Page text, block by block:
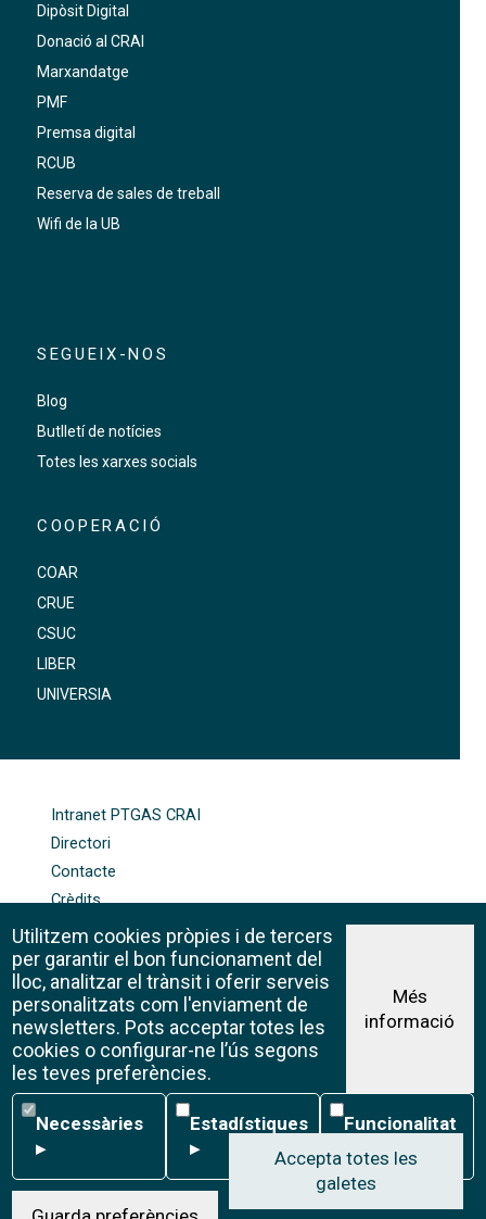
Dipòsit Digital
Donació al CRAI
Marxandatge
PMF
Premsa digital
RCUB
Reserva de sales de treball
Wifi de la UB
SEGUEIX-NOS
Blog
Butlletí de notícies
Totes les xarxes socials
COOPERACIÓ
COAR
CRUE
CSUC
LIBER
UNIVERSIA
Intranet PTGAS CRAI
Directori
Contacte
Crèdits
Mapa web
Política de galetes
Avís legal
©CRAI Universitat de Barcelona
Creative Commons 4.0
Utilitzem cookies pròpies i de tercers
per garantir el bon funcionament del
lloc, analitzar el trànsit i oferir serveis
personalitzats com l'enviament de
newsletters. Pots acceptar totes les
cookies o configurar-ne l’ús segons
les teves preferències.
Més
informació
Necessàries
Necessàries
▸
Estadístiques
Estadístiques
▸
Funcionalitat
Funcionalitat
▸
Accepta totes les
galetes